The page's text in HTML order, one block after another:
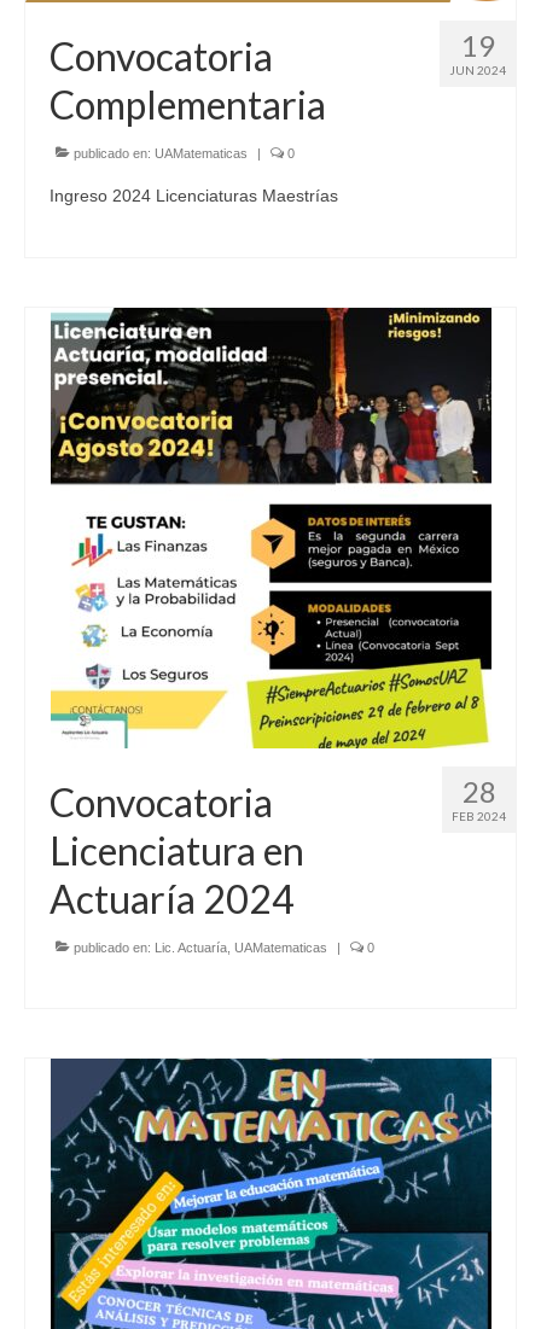
19
JUN 2024
Convocatoria
Complementaria
publicado en: UAMatematicas | 0
Ingreso 2024 Licenciaturas Maestrías
28
FEB 2024
Convocatoria
Licenciatura en
Actuaría 2024
publicado en: Lic. Actuaría UAMatematicas | 0